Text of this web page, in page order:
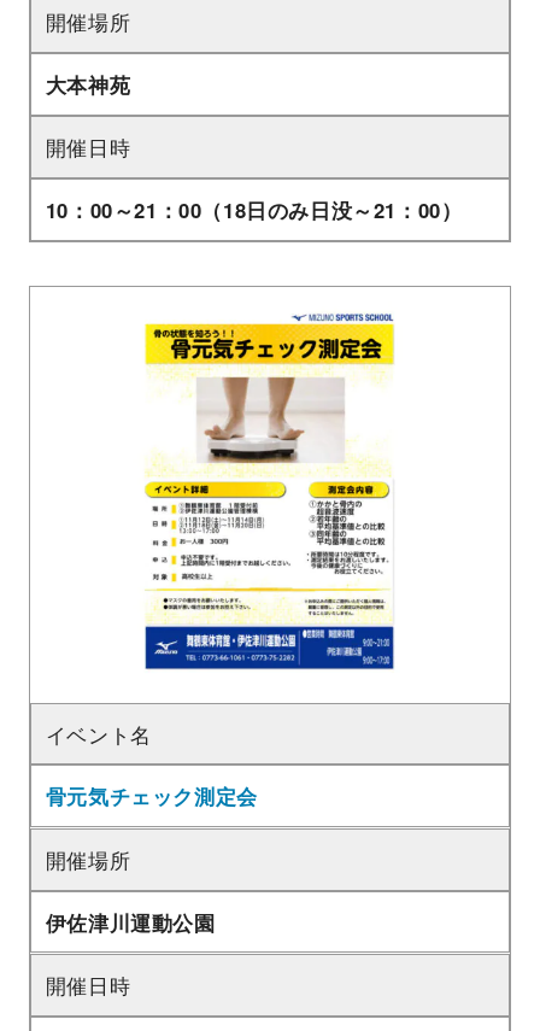
開催場所
大本神苑
開催日時
10：00～21：00（18日のみ日没～21：00）
イベント名
骨元気チェック測定会
開催場所
伊佐津川運動公園
開催日時